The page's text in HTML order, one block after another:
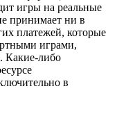
игры на реальные
принимает ни в
платежей, которые
играми,
Какие-либо
в